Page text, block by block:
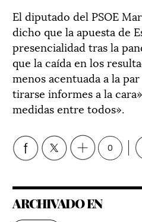
El diputado del PSOE
dicho que la apuesta de
presencialidad tras la
que la caída en los
menos acentuada a la
tirarse informes a la
medidas entre todos».
0
ARCHIVADO EN